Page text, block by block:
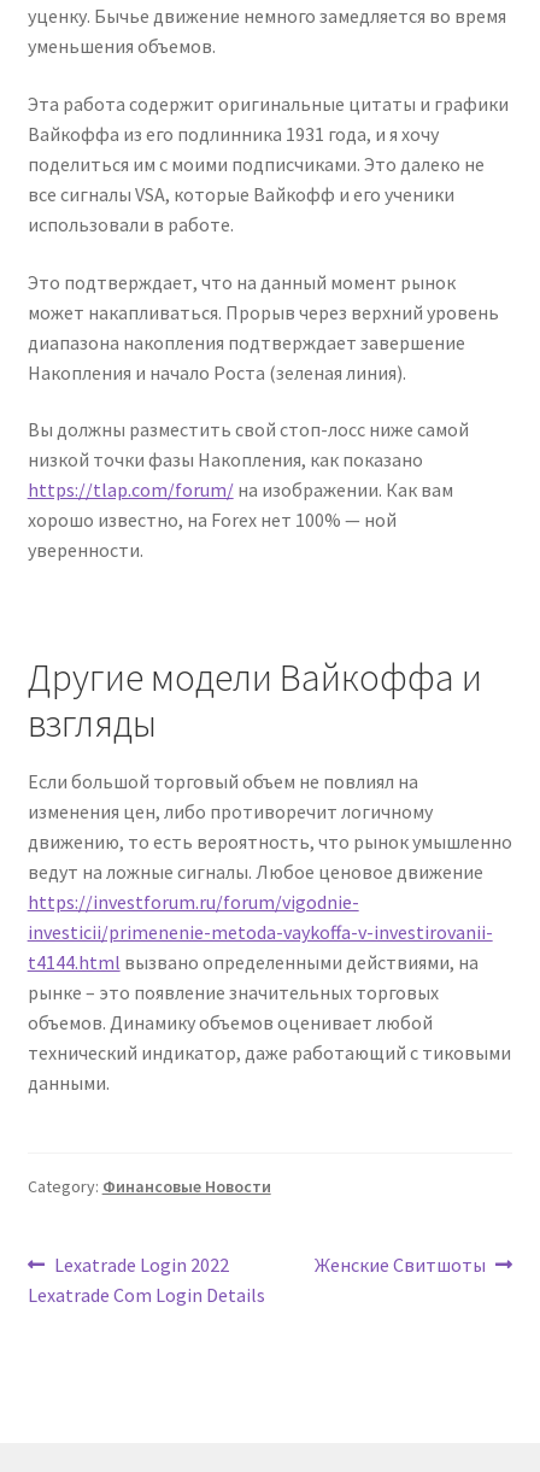
уценку. Бычье движение немного замедляется во время
уменьшения объемов.
Эта работа содержит оригинальные цитаты и графики
Вайкоффа из его подлинника 1931 года, и я хочу
поделиться им с моими подписчиками. Это далеко не
все сигналы VSA, которые Вайкофф и его ученики
использовали в работе.
Это подтверждает, что на данный момент рынок
может накапливаться. Прорыв через верхний уровень
диапазона накопления подтверждает завершение
Накопления и начало Роста (зеленая линия).
Вы должны разместить свой стоп-лосс ниже самой
низкой точки фазы Накопления, как показано
https://tlap.com/forum/на изображении. Как вам
хорошо известно, на Forex нет 100% — ной
уверенности.
Другие модели Вайкоффа и
взгляды
Если большой торговый объем не повлиял на
изменения цен, либо противоречит логичному
движению, то есть вероятность, что рынок умышленно
ведут на ложные сигналы. Любое ценовое движение
https://investforum.ru/forum/vigodnie-
investicii/primenenie-metoda-vaykoffa-v-investirovanii-
t4144.html вызвано определенными действиями, на
рынке – это появление значительных торговых
объемов. Динамику объемов оценивает любой
технический индикатор, даже работающий с тиковыми
данными.
Category: Финансовые Новости
Post
navigation
Previous
post:
Lexatrade Login 2022
Lexatrade Com Login Details
Next
Женские Свитшоты